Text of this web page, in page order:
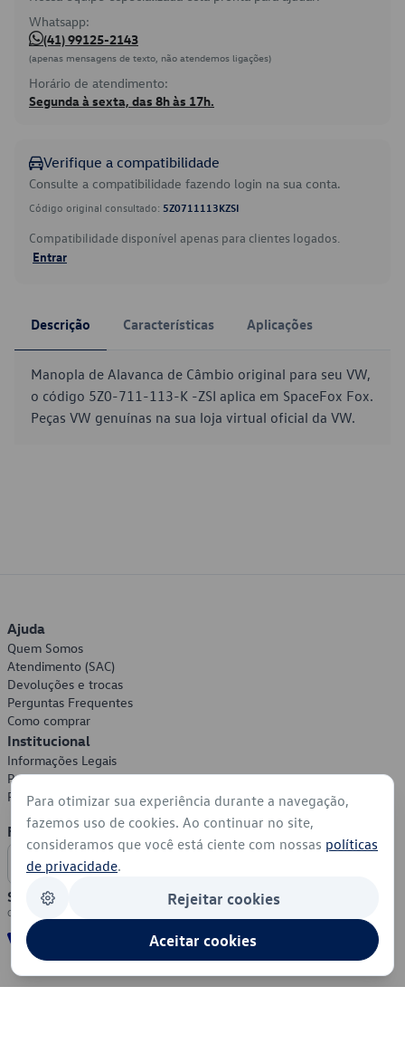
Whatsapp:
(41) 99125-2143
(apenas mensagens de texto, não atendemos ligações)
Horário de atendimento:
Segunda à sexta, das 8h às 17h.
Verifique a compatibilidade
Consulte a compatibilidade fazendo login na sua conta.
Código original consultado: 5Z0711113KZSI
Compatibilidade disponível apenas para clientes logados.
Entrar
Descrição Características Aplicações
Manopla de Alavanca de Câmbio original para seu VW,
o código 5Z0-711-113-K -ZSI aplica em SpaceFox Fox.
Peças VW genuínas na sua loja virtual oficial da VW.
Ajuda
Quem Somos
Atendimento (SAC)
Devoluções e trocas
Perguntas Frequentes
Como comprar
Institucional
Informações Legais
Política de Privacidade
Política de Cookies
Formas de Pagamento
Segurança
Para otimizar sua experiência durante a navegação,
fazemos uso de cookies. Ao continuar no site,
consideramos que você está ciente com nossas políticas
de privacidade.
Rejeitar cookies
Aceitar cookies